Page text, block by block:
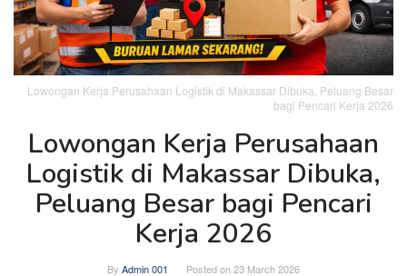
Lowongan Kerja Perusahaan Logistik di Makassar Dibuka, Peluang Besar
bagi Pencari Kerja 2026
Lowongan Kerja Perusahaan
Logistik di Makassar Dibuka,
Peluang Besar bagi Pencari
Kerja 2026
By Admin 001 Posted on23 March 2026